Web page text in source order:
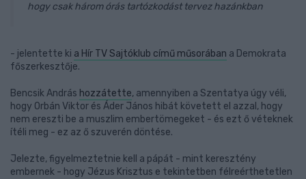
hogy csak három órás tartózkodást tervez hazánkban
- jelentette ki a Hír TV Sajtóklub című műsorában a Demokrata
főszerkesztője.
Bencsik András hozzátette, amennyiben a Szentatya úgy véli,
hogy Orbán Viktor és Áder János hibát követett el azzal, hogy
nem ereszti be a muszlim embertömegeket - és ezt ő véteknek
ítéli meg - ez az ő szuverén döntése.
Jelezte, figyelmeztetnie kell a pápát - mint keresztény
embernek - hogy Jézus Krisztus e tekintetben félreérthetetlen